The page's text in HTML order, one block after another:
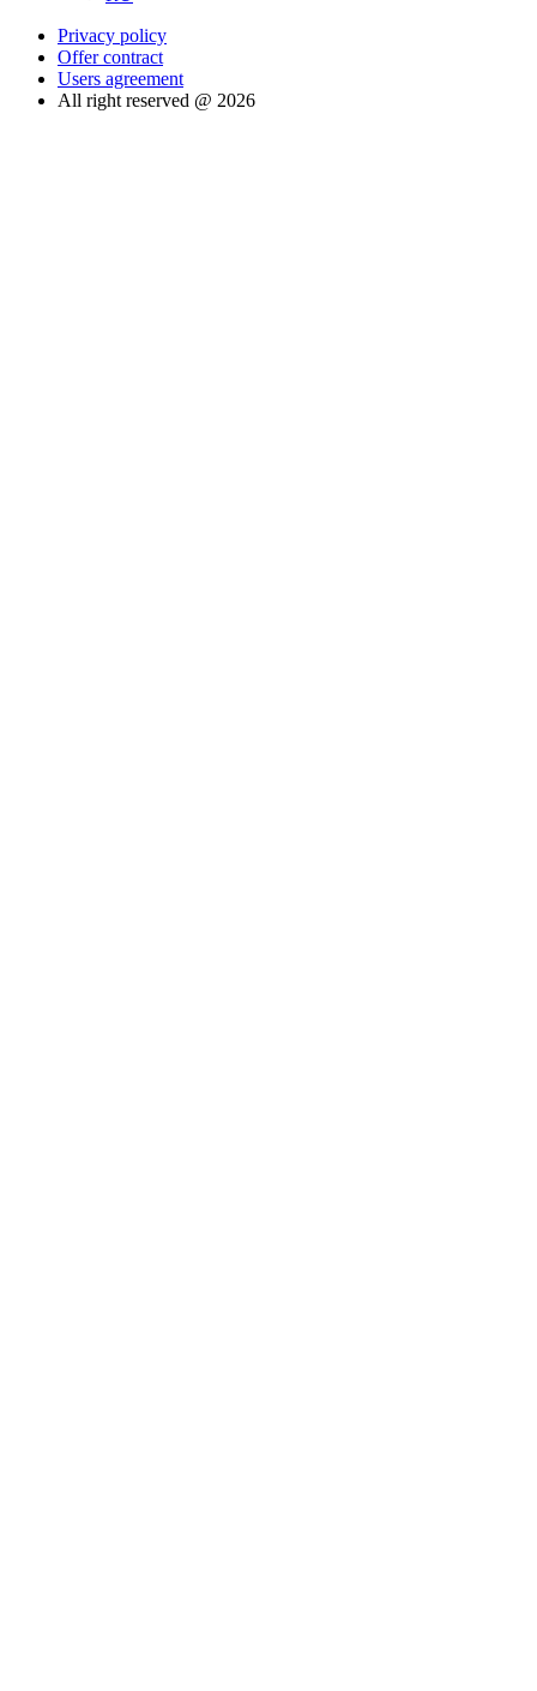
Privacy policy
Offer contract
Users agreement
All right reserved @ 2026